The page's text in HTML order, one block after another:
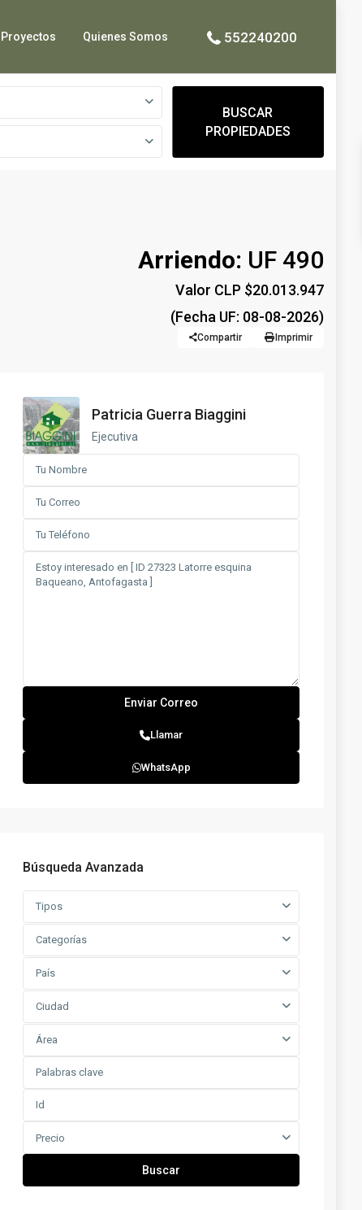
Proyectos Quienes Somos 552240200
BUSCAR
PROPIEDADES
Arriendo: UF 490
Valor CLP $20.013.947
(Fecha UF: 08-08-2026)
Compartir Imprimir
Patricia Guerra Biaggini
Ejecutiva
Llamar
WhatsApp
Búsqueda Avanzada
Tipos
Categorías
País
Ciudad
Área
Precio
Buscar